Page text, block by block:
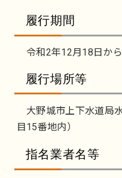
履行期間
令和2年12月18日か
履行場所等
大野城市上下水道局
目15番地内）
指名業者名等